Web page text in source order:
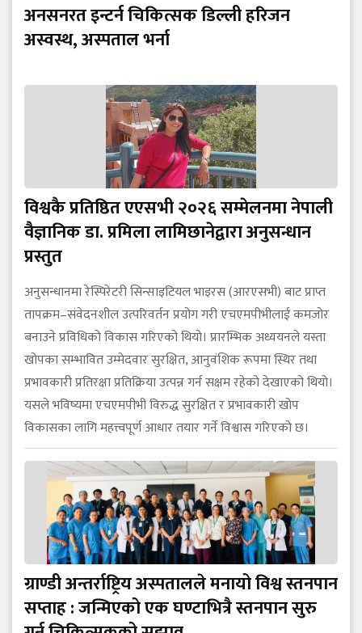
अनसनरत इन्टर्न चिकित्सक डिल्ली हरिजन
अस्वस्थ, अस्पताल भर्ना
विश्वकै प्रतिष्ठित एएसभी २०२६ सम्मेलनमा नेपाली
वैज्ञानिक डा. प्रमिला लामिछानेद्वारा अनुसन्धान
प्रस्तुत
अनुसन्धानमा रेस्पिरेटरी सिन्साइटियल भाइरस (आरएसभी) बाट प्राप्त
तापक्रम–संवेदनशील उत्परिवर्तन प्रयोग गरी एचएमपीभीलाई कमजोर
बनाउने प्रविधिको विकास गरिएको थियो। प्रारम्भिक अध्ययनले यस्ता
खोपका सम्भावित उम्मेदवार सुरक्षित, आनुवंशिक रूपमा स्थिर तथा
प्रभावकारी प्रतिरक्षा प्रतिक्रिया उत्पन्न गर्न सक्षम रहेको देखाएको थियो।
यसले भविष्यमा एचएमपीभी विरुद्ध सुरक्षित र प्रभावकारी खोप
विकासका लागि महत्त्वपूर्ण आधार तयार गर्ने विश्वास गरिएको छ।
ग्राण्डी अन्तर्राष्ट्रिय अस्पतालले मनायो विश्व स्तनपान
सप्ताह : जन्मिएको एक घण्टाभित्रै स्तनपान सुरु